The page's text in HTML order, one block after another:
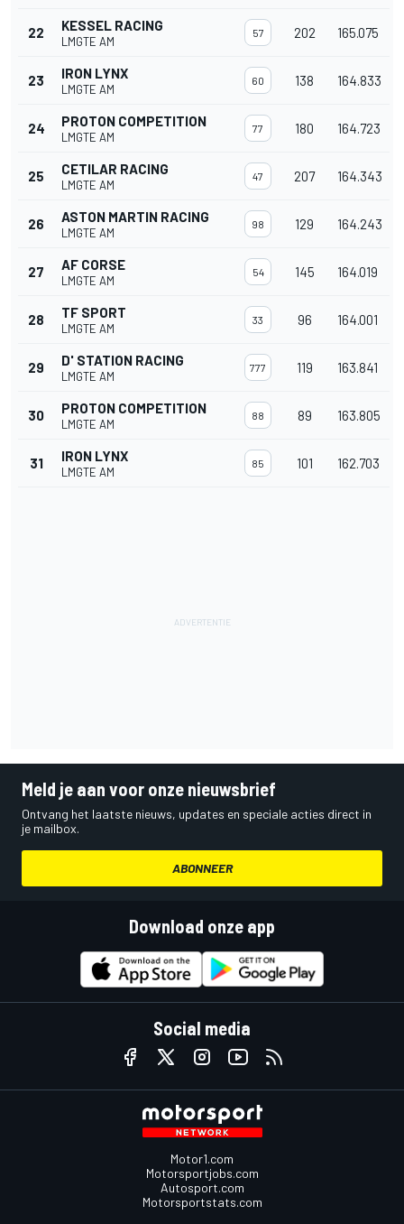
22 KESSEL RACING
LMGTE AM
57 202 165.075
23 IRON LYNX
LMGTE AM
60 138 164.833
24 PROTON COMPETITION
LMGTE AM
77 180 164.723
25 CETILAR RACING
LMGTE AM
47 207 164.343
26 ASTON MARTIN RACING
LMGTE AM
98 129 164.243
27 AF CORSE
LMGTE AM
54 145 164.019
28 TF SPORT
LMGTE AM
33 96 164.001
29 D' STATION RACING
LMGTE AM
777 119 163.841
30 PROTON COMPETITION
LMGTE AM
88 89 163.805
31 IRON LYNX
LMGTE AM
85 101 162.703
Meld je aan voor onze nieuwsbrief
Ontvang het laatste nieuws, updates en speciale acties direct in
je mailbox.
ABONNEER
Download onze app
Social media
Motor1.com
Motorsportjobs.com
Autosport.com
Motorsportstats.com